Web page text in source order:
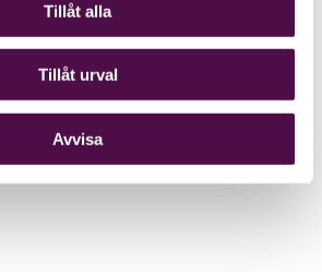
Tillåt alla
Tillåt urval
Avvisa